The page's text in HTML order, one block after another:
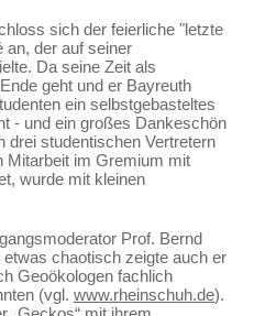
sich der feierliche "letzte
an, der auf seiner
Da seine Zeit als
geht und er Bayreuth
ein selbstgebasteltes
- und ein großes Dankeschön
drei studentischen Vertretern
Mitarbeit im Gremium mit
wurde mit kleinen
Prof. Bernd
chaotisch zeigte auch er
Geoökologen fachlich
(vgl. www.rheinschuh.de).